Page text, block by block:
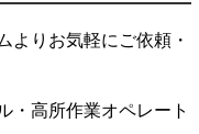
よりお気軽にご依頼・
・高所作業オペレート